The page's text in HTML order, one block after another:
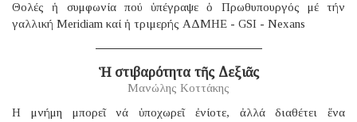
Θολές ἡ συμφωνία πού ὑπέγραψε ὁ Πρωθυπουργός μέ τήν
γαλλική Μeridiam καί ἡ τριμερής ΑΔΜΗΕ - GSI - Nexans
Ἡ στιβαρότητα τῆς Δεξιᾶς
Μανώλης Κοττάκης
H μνήμη μπορεῖ νά ὑποχωρεῖ ἐνίοτε, ἀλλά διαθέτει ἕνα